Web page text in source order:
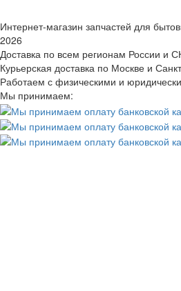
Интернет-магазин запчастей для
2026
Доставка по всем регионам России и
Курьерская доставка по Москве и
Работаем с физическими и
Мы принимаем: